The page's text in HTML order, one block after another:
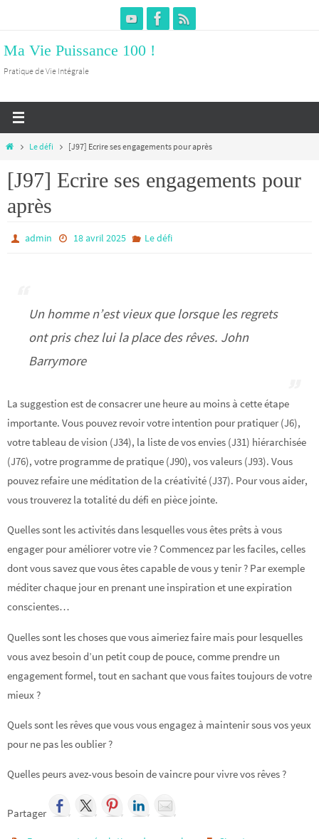
le
contenu
Ma Vie Puissance 100 !
Pratique de Vie Intégrale
HomeLe défi [J97] Ecrire ses engagements pour après
[J97] Ecrire ses engagements pour
après
admin 18 avril 2025 Le défi
Un homme n’est vieux que lorsque les regrets
ont pris chez lui la place des rêves. John
Barrymore
La suggestion est de consacrer une heure au moins à cette étape
importante. Vous pouvez revoir votre intention pour pratiquer (J6),
votre tableau de vision (J34), la liste de vos envies (J31) hiérarchisée
(J76), votre programme de pratique (J90), vos valeurs (J93). Vous
pouvez refaire une méditation de la créativité (J37). Pour vous aider,
vous trouverez la totalité du défi en pièce jointe.
Quelles sont les activités dans lesquelles vous êtes prêts à vous
engager pour améliorer votre vie ? Commencez par les faciles, celles
dont vous savez que vous êtes capable de vous y tenir ? Par exemple
méditer chaque jour en prenant une inspiration et une expiration
conscientes…
Quelles sont les choses que vous aimeriez faire mais pour lesquelles
vous avez besoin d’un petit coup de pouce, comme prendre un
engagement formel, tout en sachant que vous faites toujours de votre
mieux ?
Quels sont les rêves que vous vous engagez à maintenir sous vos yeux
pour ne pas les oublier ?
Quelles peurs avez-vous besoin de vaincre pour vivre vos rêves ?
Partager